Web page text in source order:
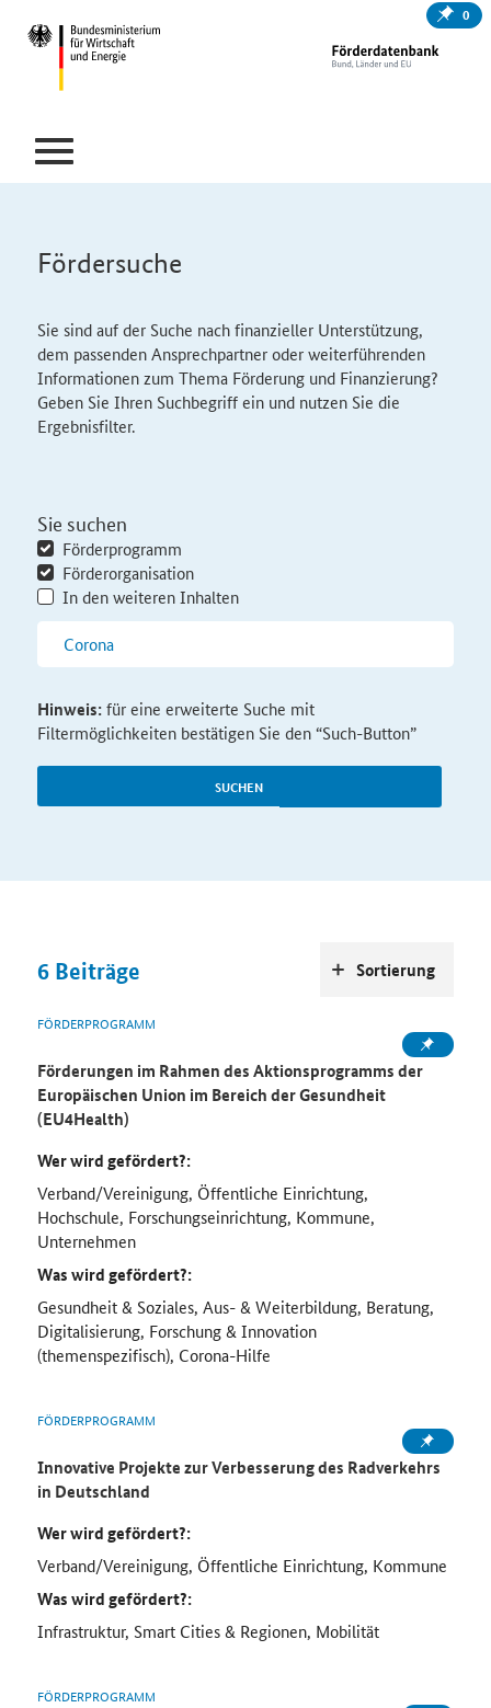
0
Fördersuche
Sie sind auf der Suche nach finanzieller Unterstützung,
dem passenden Ansprechpartner oder weiterführenden
Informationen zum Thema Förderung und Finanzierung?
Geben Sie Ihren Suchbegriff ein und nutzen Sie die
Ergebnisfilter.
Sie suchen
Förderprogramm
Förderorganisation
In den weiteren Inhalten
SUCHEN
Hinweis:für eine erweiterte Suche mit
Filtermöglichkeiten bestätigen Sie den “Such-Button”
6 Beiträge
FÖRDERPROGRAMM
Förderungen im Rahmen des Aktionsprogramms der
Europäischen Union im Bereich der Gesundheit
(EU4Health)
Wer wird gefördert?:
Verband/Vereinigung, Öffentliche Einrichtung,
Hochschule, Forschungseinrichtung, Kommune,
Unternehmen
Was wird gefördert?:
Gesundheit & Soziales, Aus- & Weiterbildung, Beratung,
Digitalisierung, Forschung & Innovation
(themenspezifisch), Corona-Hilfe
FÖRDERPROGRAMM
Innovative Projekte zur Verbesserung des Radverkehrs
in Deutschland
Wer wird gefördert?:
Verband/Vereinigung, Öffentliche Einrichtung, Kommune
Was wird gefördert?:
Infrastruktur, Smart Cities & Regionen, Mobilität
FÖRDERPROGRAMM
Sortierung